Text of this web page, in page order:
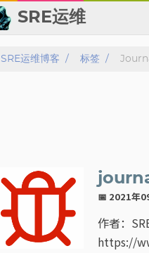
SRE运维
📂 归档
🙈 关于博主
标签
SRE运维博客 标签
📅 2021年
作者：
https://